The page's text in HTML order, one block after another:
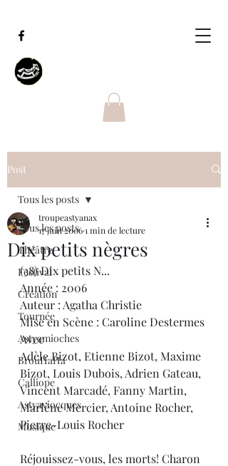
Post
Tous les posts
Théâtre
Festival
Création
Tournée
Astyamioches
BrouHaHa
Calliope
Astyaviocques
Musique
Tous les posts
Dix petits nègres
troupeastyanax
17 juin 20061 min de lecture
(38) Dix petits N...
Année : 2006
Auteur : Agatha Christie
Mise en Scène : Caroline Destermes
Avec
Adèle Bizot, Etienne Bizot, Maxime
Bizot, Louis Dubois, Adrien Gateau,
Vincent Marcadé, Fanny Martin,
Marlène Mercier, Antoine Rocher,
Pierre-Louis Rocher
Réjouissez-vous, les morts! Charon